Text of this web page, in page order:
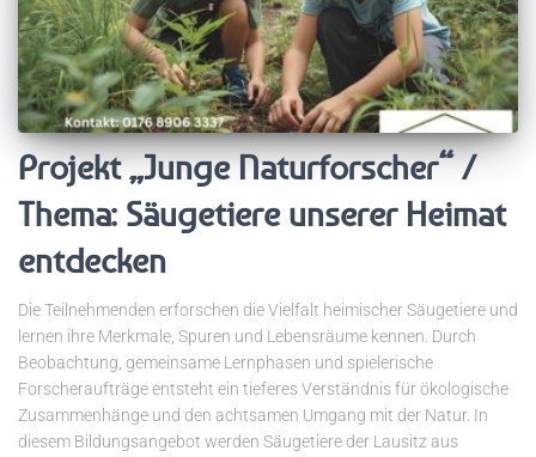
Projekt „Junge Naturforscher“ /
Thema: Säugetiere unserer Heimat
entdecken
Die Teilnehmenden erforschen die Vielfalt heimischer Säugetiere und
lernen ihre Merkmale, Spuren und Lebensräume kennen. Durch
Beobachtung, gemeinsame Lernphasen und spielerische
Forscheraufträge entsteht ein tieferes Verständnis für ökologische
Zusammenhänge und den achtsamen Umgang mit der Natur. In
diesem Bildungsangebot werden Säugetiere der Lausitz aus